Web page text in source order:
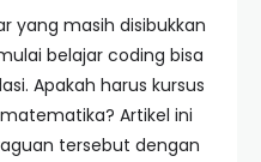
yang masih disibukkan
belajar coding bisa
Apakah harus kursus
Artikel ini
tersebut dengan